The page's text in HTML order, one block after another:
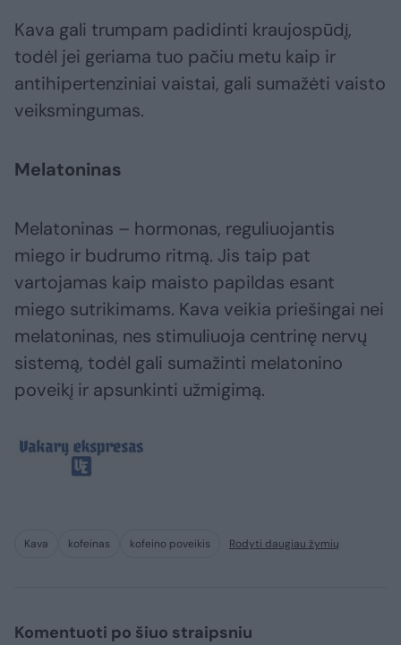
Kava gali trumpam padidinti kraujospūdį,
todėl jei geriama tuo pačiu metu kaip ir
antihipertenziniai vaistai, gali sumažėti vaisto
veiksmingumas.
Melatoninas
Melatoninas – hormonas, reguliuojantis
miego ir budrumo ritmą. Jis taip pat
vartojamas kaip maisto papildas esant
miego sutrikimams. Kava veikia priešingai nei
melatoninas, nes stimuliuoja centrinę nervų
sistemą, todėl gali sumažinti melatonino
poveikį ir apsunkinti užmigimą.
Kava kofeinas kofeino poveikis Rodyti daugiau žymių
Komentuoti po šiuo straipsniu